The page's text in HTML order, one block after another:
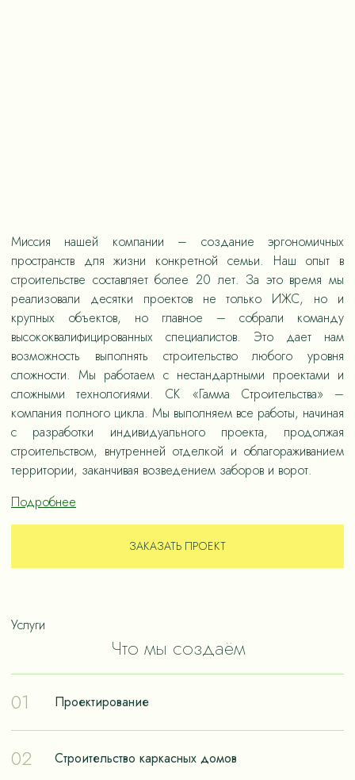
Миссия нашей компании – создание эргономичных
пространств для жизни конкретной семьи. Наш опыт в
строительстве составляет более 20 лет. За это время мы
реализовали десятки проектов не только ИЖС, но и
крупных объектов, но главное – собрали команду
высококвалифицированных специалистов. Это дает нам
возможность выполнять строительство любого уровня
сложности. Мы работаем с нестандартными проектами и
сложными технологиями. СК «Гамма Строительства» –
компания полного цикла. Мы выполняем все работы, начиная
с разработки индивидуального проекта, продолжая
строительством, внутренней отделкой и облагораживанием
территории, заканчивая возведением заборов и ворот.
Подробнее
ЗАКАЗАТЬ ПРОЕКТ
Услуги
Что мы создаём
01
Проектирование
реализации мечты о собственном доме. Чтобы дом
02 Строительство каркасных домов